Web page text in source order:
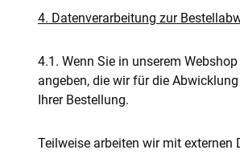
4. Datenverarbeitung zur
4.1. Wenn Sie in unserem
angeben, die wir für die
Ihrer Bestellung.
Teilweise arbeiten wir mit